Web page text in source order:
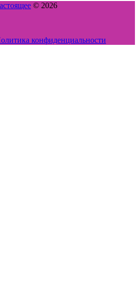
© 2026
конфиденциальности